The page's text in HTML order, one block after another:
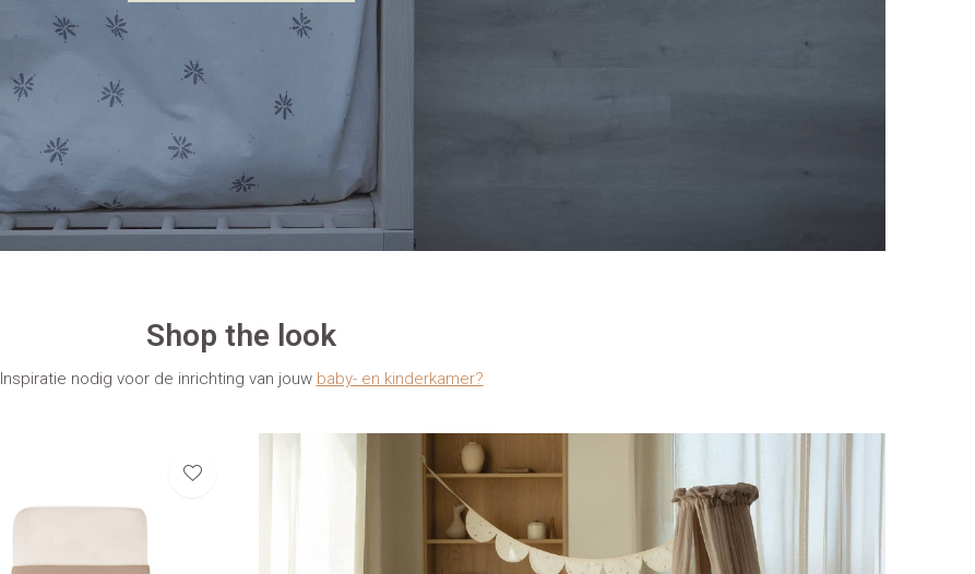
Shop the look
Inspiratie nodig voor de inrichting van jouw baby- en kinderkamer?